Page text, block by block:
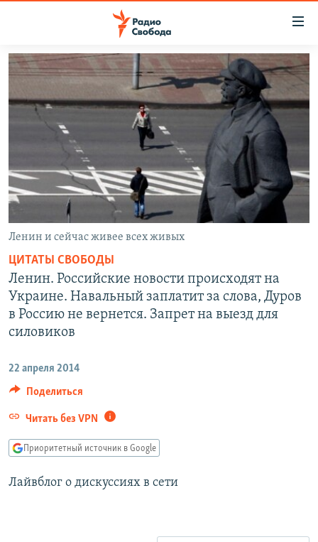
упрощенного
Вернуться
содержанию
Вернутся
навигации
поиску
ПРОГРАММЫ
ПОДКАСТЫ
АВТОРСКИЕ ПРОЕКТЫ
ЦИТАТЫ СВОБОДЫ
МНЕНИЯ
КУЛЬТУРА
IDEL.РЕАЛИИ
КАВКАЗ.РЕАЛИИ
СЕВЕР.РЕАЛИИ
СИБИРЬ.РЕАЛИИ
РАСПИСАНИЕ ВЕЩАНИЯ
СОЦИАЛЬНЫЕ СЕТИ
Все сайты РСЕ/РС
Ленин и сейчас живее всех живых
ЦИТАТЫ СВОБОДЫ
Ленин. Российские новости происходят на
Украине. Навальный заплатит за слова, Дуров
в Россию не вернется. Запрет на выезд для
силовиков
22 апреля 2014
Поделиться
Читать без VPN
Приоритетный источник в Google
Лайвблог о дискуссиях в сети